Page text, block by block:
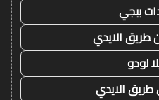
ببجي
الايدي
لودو
الايدي